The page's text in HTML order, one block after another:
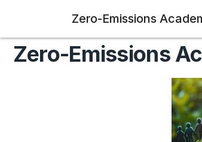
Zero-Emissions
Zero-Emissions